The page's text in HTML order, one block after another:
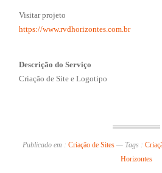
Visitar projeto
https://www.rvdhorizontes.com.br
Descrição do Serviço
Criação de Site e Logotipo
Publicado em : Criação de Sites — Tags :
Horizontes